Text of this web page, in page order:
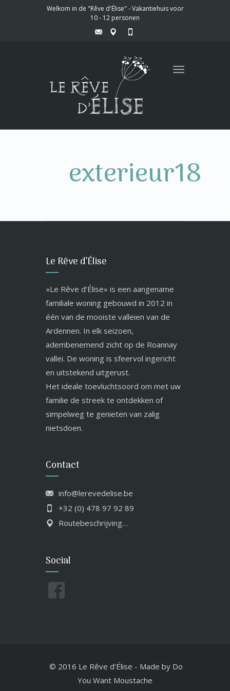
Welkom in de "Rêve d'Élise" - Vakantiehuis voor
10 - 12 personen
Toggle
exterieur18
Le Rêve d’Élise
«Le Rêve d’Élise» is een aangename
familiale woning gebouwd in 2012 in
één van de mooiste valleien van de
Ardennen. In elk seizoen,
adembenemend zicht op de Roannay
vallei. De woning is sfeervol ingericht
en uitstekend uitgerust.
Het ideale toevluchtsoord om met uw
familie de streek te ontdekken of
simpelweg te genieten van zalig
nietsdoen.
Contact
info@lerevedelise.be
+32 (0) 478 97 92 89
Routebeschrijving…
Social
© 2016 Le Rêve d'Élise - Made by Do
You Want Moustache